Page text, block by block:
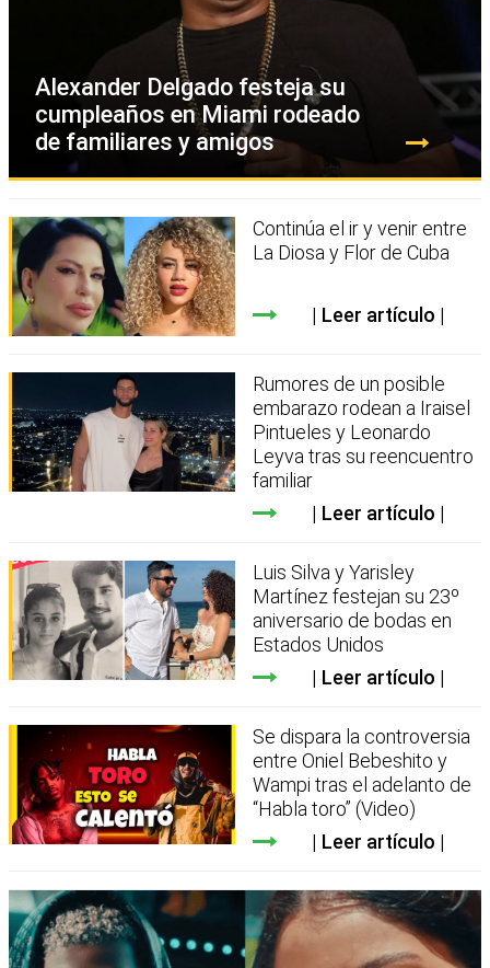
Alexander Delgado festeja su
cumpleaños en Miami rodeado
de familiares y amigos
Continúa el ir y venir entre
La Diosa y Flor de Cuba
Leer artículo
Rumores de un posible
embarazo rodean a Iraisel
Pintueles y Leonardo
Leyva tras su reencuentro
familiar
Leer artículo
Luis Silva y Yarisley
Martínez festejan su 23º
aniversario de bodas en
Estados Unidos
Leer artículo
Se dispara la controversia
entre Oniel Bebeshito y
Wampi tras el adelanto de
“Habla toro” (Video)
Leer artículo